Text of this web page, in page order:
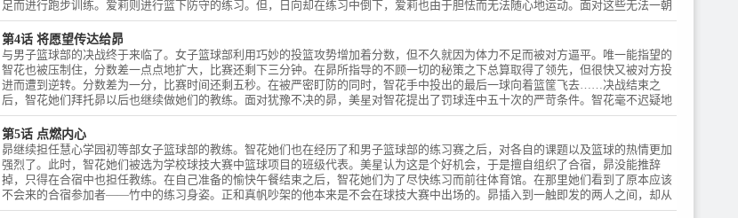
足而进行跑步训练。爱莉则进行篮下防守的练习。但，日向却在练习中倒下，爱莉也由于胆怯而无法随心地运动。面对这些无法一朝
一夕克服的问题，昴想到了反过来利用这些弱点的秘策。
第4话 将愿望传达给昴
与男子篮球部的决战终于来临了。女子篮球部利用巧妙的投篮攻势增加着分数，但不久就因为体力不足而被对方逼平。唯一能指望的
智花也被压制住，分数差一点点地扩大，比赛还剩下三分钟。在昴所指导的不顾一切的秘策之下总算取得了领先，但很快又被对方投
进而遭到逆转。分数差为一分，比赛时间还剩五秒。在被严密盯防的同时，智花手中投出的最后一球向着篮筐飞去……决战结束之
后，智花她们拜托昴以后也继续做她们的教练。面对犹豫不决的昴，美星对智花提出了罚球连中五十次的严苛条件。智花毫不迟疑地
接受了这个条件，并开始每天早上在昴家的院子里挑战。
第5话 点燃内心
昴继续担任慧心学园初等部女子篮球部的教练。智花她们也在经历了和男子篮球部的练习赛之后，对各自的课题以及篮球的热情更加
强烈了。此时，智花她们被选为学校球技大赛中篮球项目的班级代表。美星认为这是个好机会，于是擅自组织了合宿，昴没能推辞
掉，只得在合宿中也担任教练。在自己准备的愉快午餐结束之后，智花她们为了尽快练习而前往体育馆。在那里她们看到了原本应该
不会来的合宿参加者——竹中的练习身姿。正和真帆吵架的他本来是不会在球技大赛中出场的。昴插入到一触即发的两人之间，却从
竹中口中听到了令人意外的话语。